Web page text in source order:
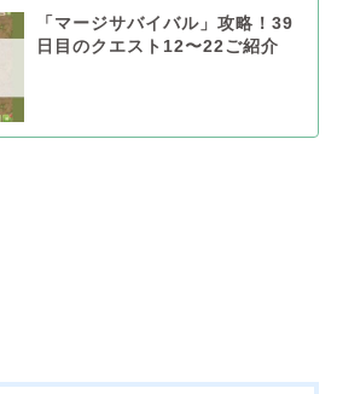
「マージサバイバル」攻略！39
日目のクエスト12〜22ご紹介